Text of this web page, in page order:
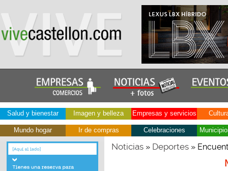
Salud y bienestar Imagen y belleza Empresas y servicios
Mundo hogar Ir de compras Celebraciones
Noticias» Deportes»